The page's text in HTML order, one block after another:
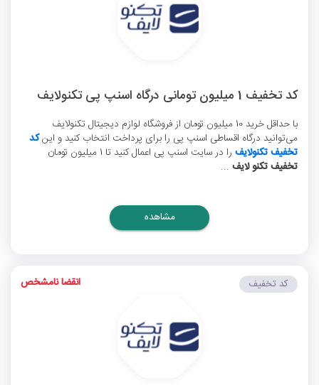
کد تخفیف 1 میلیون تومانی درگاه اسنپ پی تکنولایف
با حداقل خرید 10 میلیون تومان از فروشگاه لوازم دیجیتال تکنولایف
می‌توانید درگاه اقساطی اسنپ پی را برای پرداخت انتخاب کنید و اینکد
تخفیف تکنولایف را در سایت اسنپ پی اعمال کنید تا 1 میلیون تومان
تخفیف تکنو لایف ...
مشاهده
کد تخفیف انقضا نامشخص